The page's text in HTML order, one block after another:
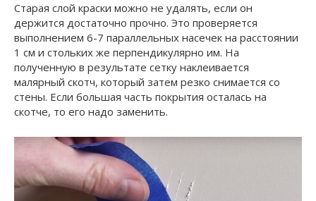
Старая слой краски можно не удалять, если он
держится достаточно прочно. Это проверяется
выполнением 6-7 параллельных насечек на расстоянии
1 см и стольких же перпендикулярно им. На
полученную в результате сетку наклеивается
малярный скотч, который затем резко снимается со
стены. Если большая часть покрытия осталась на
скотче, то его надо заменить.